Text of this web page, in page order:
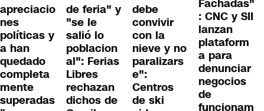
apreciacio
nes
políticas y
a han
quedado
completa
mente
superadas
de feria" y
"se le
salió lo
poblacion
al": Ferias
Libres
rechazan
dichos de
debe
convivir
con la
nieve y no
paralizars
e":
Centros
de ski
Fachadas"
: CNC y SII
lanzan
plataform
a para
denunciar
negocios
de
funcionam